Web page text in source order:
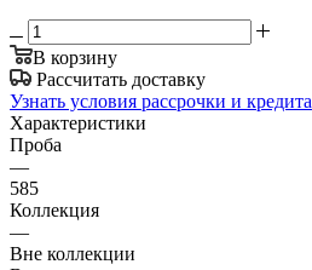
В корзину
Рассчитать доставку
Узнать условия рассрочки и кредита
Характеристики
Проба
—
585
Коллекция
—
Вне коллекции